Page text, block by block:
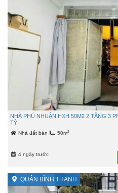
NHÀ PHÚ NHUẬN HXH 50M2 2 TẦNG 3
TỶ
Nhà đất bán 50m2
4 ngày trước
QUẬN BÌNH THẠNH